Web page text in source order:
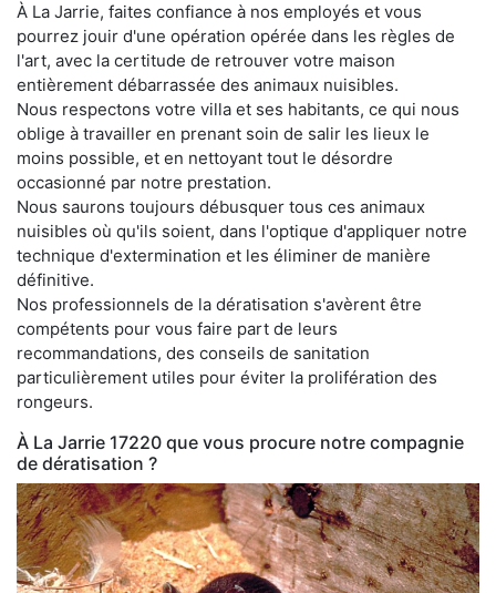
À La Jarrie, faites confiance à nos employés et vous
pourrez jouir d'une opération opérée dans les règles de
l'art, avec la certitude de retrouver votre maison
entièrement débarrassée des animaux nuisibles.
Nous respectons votre villa et ses habitants, ce qui nous
oblige à travailler en prenant soin de salir les lieux le
moins possible, et en nettoyant tout le désordre
occasionné par notre prestation.
Nous saurons toujours débusquer tous ces animaux
nuisibles où qu'ils soient, dans l'optique d'appliquer notre
technique d'extermination et les éliminer de manière
définitive.
Nos professionnels de la dératisation s'avèrent être
compétents pour vous faire part de leurs
recommandations, des conseils de sanitation
particulièrement utiles pour éviter la prolifération des
rongeurs.
À La Jarrie 17220 que vous procure notre compagnie
de dératisation ?